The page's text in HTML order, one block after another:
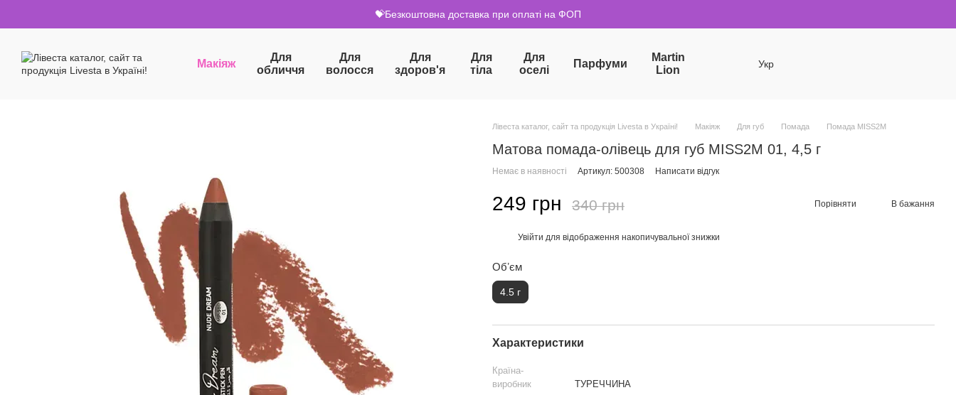
💝Безкоштовна доставка при оплаті на ФОП
Макіяж
Для
обличчя
Для
волосся
Для
здоров'я
Для
тіла
Для
оселі
Парфуми
Martin
Lion
Укр
Лівеста каталог, сайт та продукція Livesta в Україні! Макіяж Для губ Помада Помада MISS2M
Матова помада-олівець для губ MISS2M 01, 4,5 г
Немає в наявності Артикул: 500308 Написати відгук
249 грн 340 грн Порівняти В бажання
Увійти для відображення накопичувальної знижки
Обʼєм
4.5 г
Характеристики
Країна-
виробник
ТУРЕЧЧИНА